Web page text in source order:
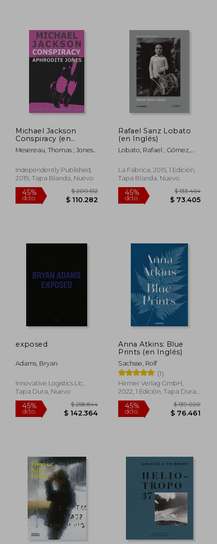
45%
dcto. $ 162.660
30%
dcto.
10% $ 83.000
Rápido
45%
dcto. $
Michael Jackson
Conspiracy (en
Inglés)
Mesereau, Thomas ; Jones,
Independently Published,
2019, Tapa Blanda, Nuevo
45%
dcto.
$ 200.512
$ 110.282
Rafael Sanz Lobato
(en Inglés)
Lobato, Rafael ; Gómez,
La Fábrica, 2015, 1 Edición,
Tapa Blanda, Nuevo
45%
exposed
Adams, Bryan
Innovative Logistics Llc,
Tapa Dura, Nuevo
Anna Atkins: Blue
Prints (en Inglés)
Sachsse, Rolf
(1)
Hirmer Verlag GmbH,
2022, 1 Edición, Tapa Dura,
Nuevo